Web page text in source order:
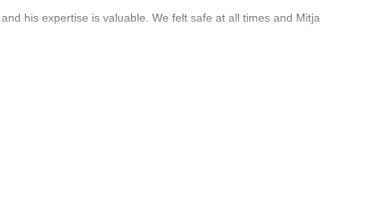
his expertise is valuable. We felt safe at all times and Mitja